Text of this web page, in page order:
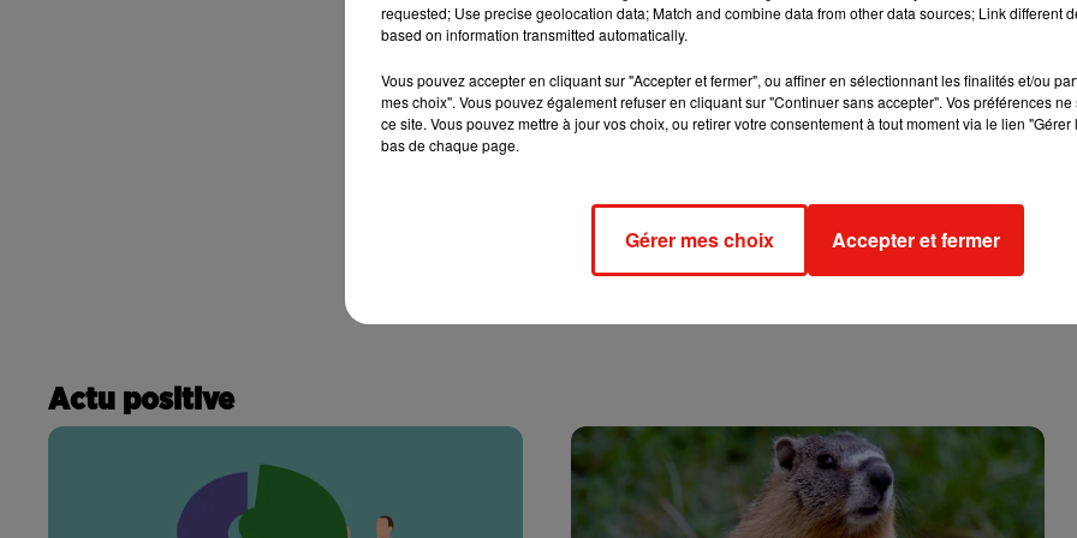
Actu positive
requested; Use precise geolocation data; Match and combine data from other data sources; Link different
based on information transmitted automatically.
Vous pouvez accepter en cliquant sur "Accepter et fermer", ou affiner en sélectionnant les finalités et/ou
mes choix". Vous pouvez également refuser en cliquant sur "Continuer sans accepter". Vos préférences
ce site. Vous pouvez mettre à jour vos choix, ou retirer votre consentement à tout moment via le lien
bas de chaque page.
Gérer mes choix Accepter et fermer